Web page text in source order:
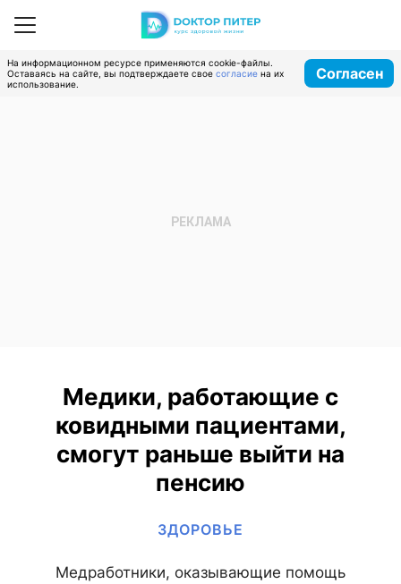
На информационном ресурсе применяются cookie-файлы.
Оставаясь на сайте, вы подтверждаете свое согласие на их
использование.
Согласен
Медики, работающие с
ковидными пациентами,
смогут раньше выйти на
пенсию
ЗДОРОВЬЕ
Медработники, оказывающие помощь